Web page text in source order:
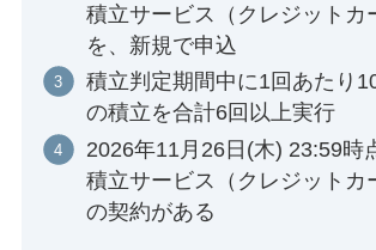
積立サービス（クレジットカ
を、新規で申込
積立判定期間中に1回あたり
の積立を合計6回以上実行
2026年11月26日(木) 23:59時
積立サービス（クレジットカ
の契約がある